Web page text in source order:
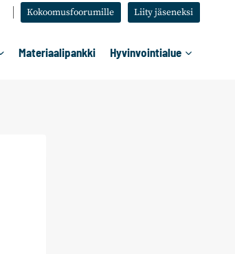
Kokoomusfoorumille Liity jäseneksi
Materiaalipankki Hyvinvointialue